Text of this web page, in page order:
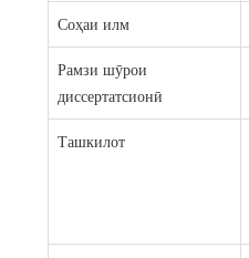
Соҳаи илм
Рамзи шӯрои
диссертатсионӣ
Ташкилот